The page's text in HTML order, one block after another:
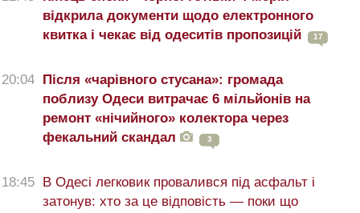
відкрила документи щодо електронного
квитка і чекає від одеситів пропозицій
17
20:04 Після «чарівного стусана»: громада
поблизу Одеси витрачає 6 мільйонів на
ремонт «нічийного» колектора через
фекальний скандал
3
18:45 В Одесі легковик провалився під асфальт і
затонув: хто за це відповість — поки що